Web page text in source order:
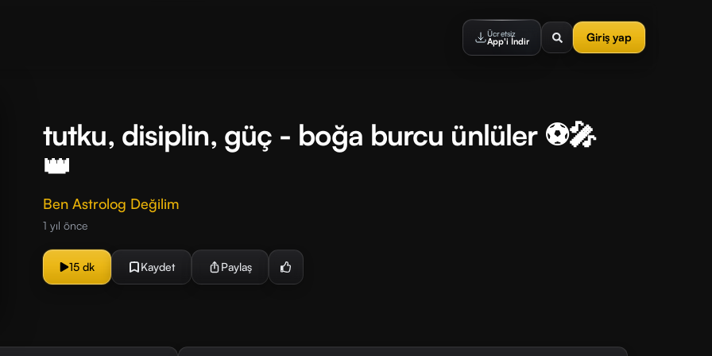
Ücretsiz
App'i İndir Giriş yap
tutku, disiplin, güç - boğa burcu ünlüler ⚽🎤
👑
Ben Astrolog Değilim
1 yıl önce
15 dk Kaydet Paylaş